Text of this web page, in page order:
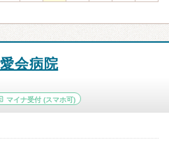
会病院
マイナ受付 (スマホ可)